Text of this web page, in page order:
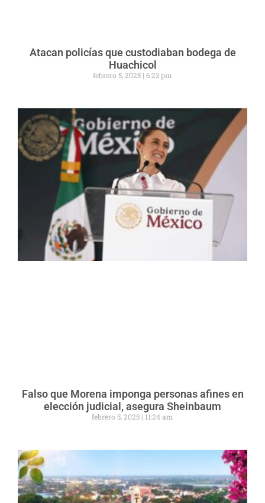
Atacan policías que custodiaban bodega de
Huachicol
febrero 5, 2025 6:23 pm
Falso que Morena imponga personas afines en
elección judicial, asegura Sheinbaum
febrero 5, 2025 11:24 am